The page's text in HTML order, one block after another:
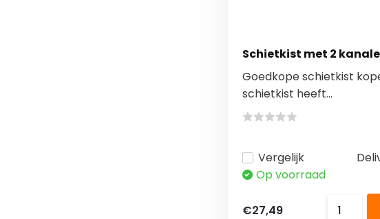
Schietkist met 2
Goedkope schietkist
schietkist heeft...
Vergelijk
Op voorraad
€27,49